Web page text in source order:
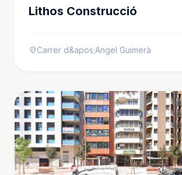
Lithos Construcció
location_onCarrer d&apos;Angel Guimerà